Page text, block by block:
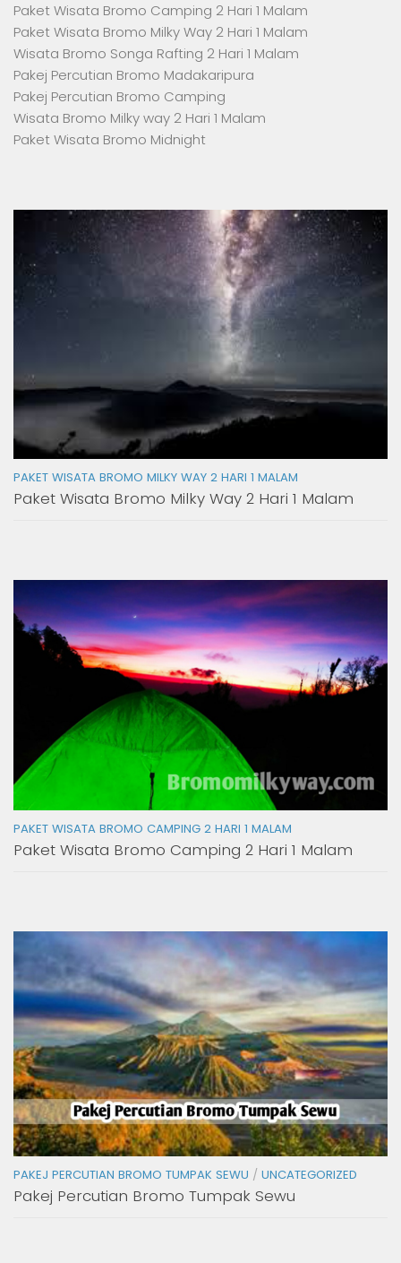
Paket Wisata Bromo Camping 2 Hari 1 Malam
Paket Wisata Bromo Milky Way 2 Hari 1 Malam
Wisata Bromo Songa Rafting 2 Hari 1 Malam
Pakej Percutian Bromo Madakaripura
Pakej Percutian Bromo Camping
Wisata Bromo Milky way 2 Hari 1 Malam
Paket Wisata Bromo Midnight
PAKET WISATA BROMO MILKY WAY 2 HARI 1 MALAM
Paket Wisata Bromo Milky Way 2 Hari 1 Malam
PAKET WISATA BROMO CAMPING 2 HARI 1 MALAM
Paket Wisata Bromo Camping 2 Hari 1 Malam
PAKEJ PERCUTIAN BROMO TUMPAK SEWU / UNCATEGORIZED
Pakej Percutian Bromo Tumpak Sewu